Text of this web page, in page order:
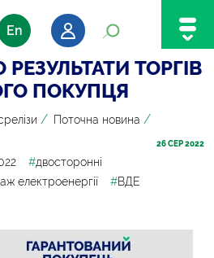
En
ТОРГІВ
ПОКУПЦЯ
/ Поточна новина /
#двосторонні
електроенергії #ВДЕ
26 СЕР 2022